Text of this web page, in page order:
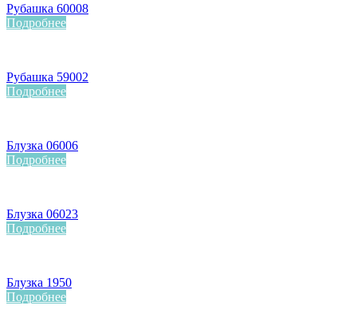
Рубашка 60008
Подробнее
Рубашка 59002
Подробнее
Блузка 06006
Подробнее
Блузка 06023
Подробнее
Блузка 1950
Подробнее